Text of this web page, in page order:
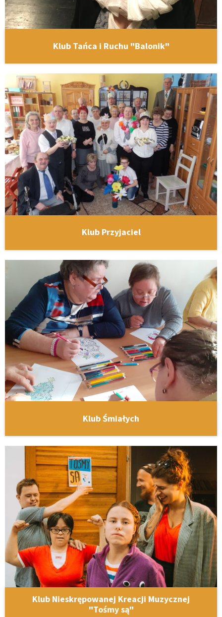
Klub Tańca i Ruchu "Balonik"
Klub Przyjaciel
Klub Śmiałych
Klub Nieskrępowanej Kreacji Muzycznej
"Tośmy są"